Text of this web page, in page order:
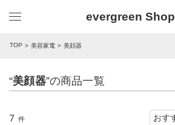
evergreen Shop
TOP 美容家電 美顔器
“美顔器”の商品一覧
7 件